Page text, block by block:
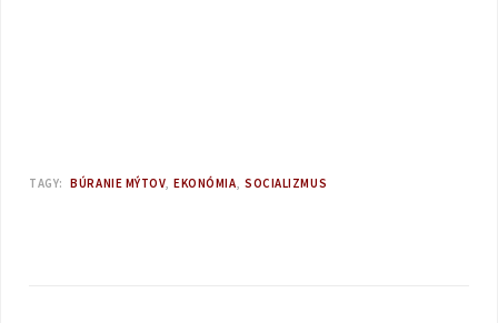
TAGY: BÚRANIE MÝTOV EKONÓMIA SOCIALIZMUS